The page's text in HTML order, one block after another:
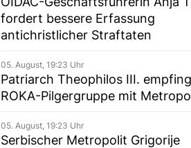
fordert bessere Erfassung
antichristlicher Straftaten
05. August, 19:23 Uhr
Patriarch Theophilos III. empfing
ROKA-Pilgergruppe mit
05. August, 19:23 Uhr
Serbischer Metropolit Grigorije